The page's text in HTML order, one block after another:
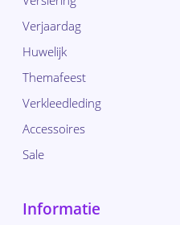
Verjaardag
Huwelijk
Themafeest
Verkleedleding
Accessoires
Sale
Informatie